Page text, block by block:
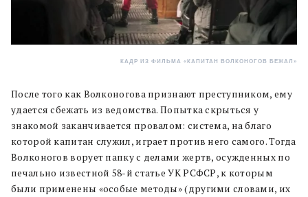
КАДР ИЗ ФИЛЬМА «КАПИТАН ВОЛКОНОГОВ БЕЖАЛ»
После того как Волконогова признают преступником, ему
удается сбежать из ведомства. Попытка скрыться у
знакомой заканчивается провалом: система, на благо
которой капитан служил, играет против него самого. Тогда
Волконогов ворует папку с делами жертв, осужденных по
печально известной 58-й статье УК РСФСР, к которым
были применены «особые методы» (другими словами, их